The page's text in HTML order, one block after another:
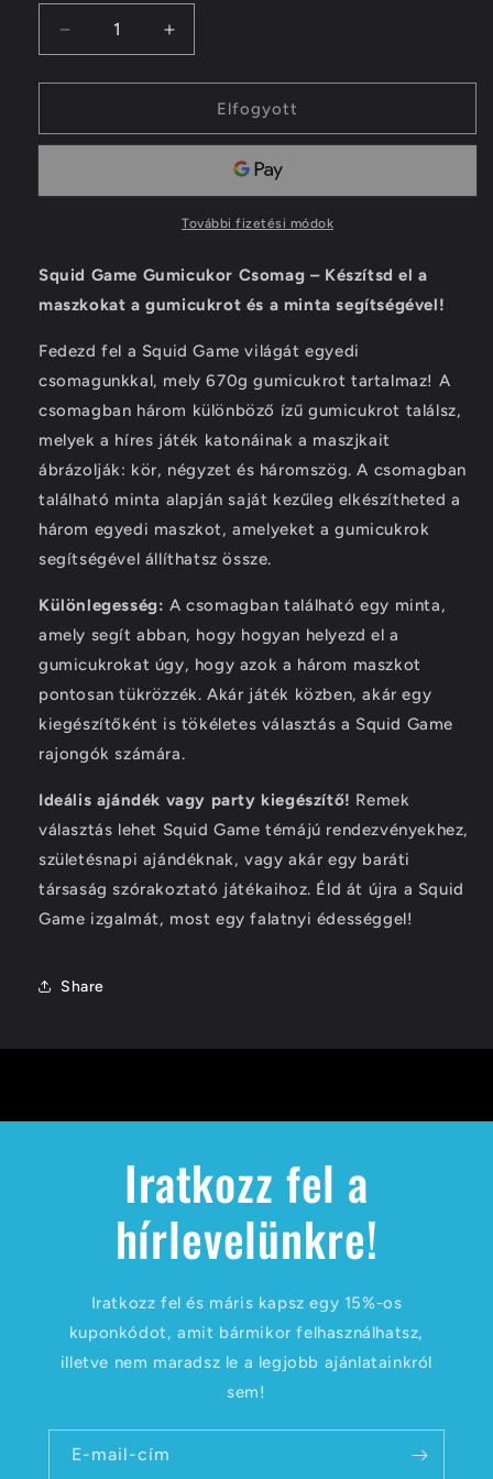
Game
csomag
csökkentése
Squid
Game
csomag
mennyiségének
növelése
Elfogyott
További fizetési módok
Squid Game Gumicukor Csomag – Készítsd el a
maszkokat a gumicukrot és a minta segítségével!
Fedezd fel a Squid Game világát egyedi
csomagunkkal, mely 670g gumicukrot tartalmaz! A
csomagban három különböző ízű gumicukrot találsz,
melyek a híres játék katonáinak a maszjkait
ábrázolják: kör, négyzet és háromszög. A csomagban
található minta alapján saját kezűleg elkészítheted a
három egyedi maszkot, amelyeket a gumicukrok
segítségével állíthatsz össze.
Különlegesség: A csomagban található egy minta,
amely segít abban, hogy hogyan helyezd el a
gumicukrokat úgy, hogy azok a három maszkot
pontosan tükrözzék. Akár játék közben, akár egy
kiegészítőként is tökéletes választás a Squid Game
rajongók számára.
Ideális ajándék vagy party kiegészítő! Remek
választás lehet Squid Game témájú rendezvényekhez,
születésnapi ajándéknak, vagy akár egy baráti
társaság szórakoztató játékaihoz. Éld át újra a Squid
Game izgalmát, most egy falatnyi édességgel!
Share
Iratkozz fel a
hírlevelünkre!
Iratkozz fel és máris kapsz egy 15%-os
kuponkódot, amit bármikor felhasználhatsz,
illetve nem maradsz le a legjobb ajánlatainkról
sem!
E-mail-cím